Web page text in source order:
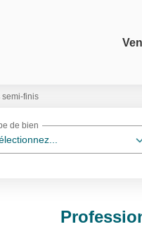
semi-finis
de bien